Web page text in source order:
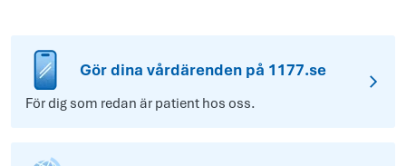
Gör dina vårdärenden på 1177.se
För dig som redan är patient hos oss.